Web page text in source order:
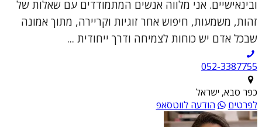
ובינאישיים. אני מלווה אנשים המתמודדים עם שאלות של
זהות, משמעות, חיפוש אחר זוגיות וקריירה, מתוך אמונה
שבכל אדם יש כוחות לצמיחה ודרך ייחודית ...
052-3387755
כפר סבא, ישראל
לפרטים
הודעה לווטסאפ